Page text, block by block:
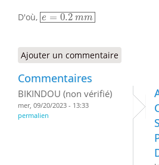
D'où, e = 0.2 mm
e=0.2mm
Ajouter un commentaire
Commentaires
BIKINDOU (non vérifié)
mer, 09/20/2023 - 13:33
permalien